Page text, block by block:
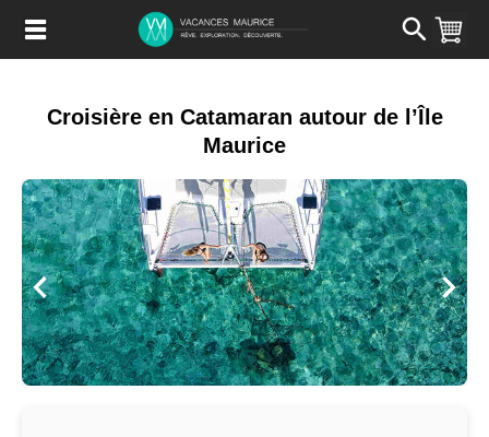
Contenu
Croisière en Catamaran autour de l’Île
Maurice